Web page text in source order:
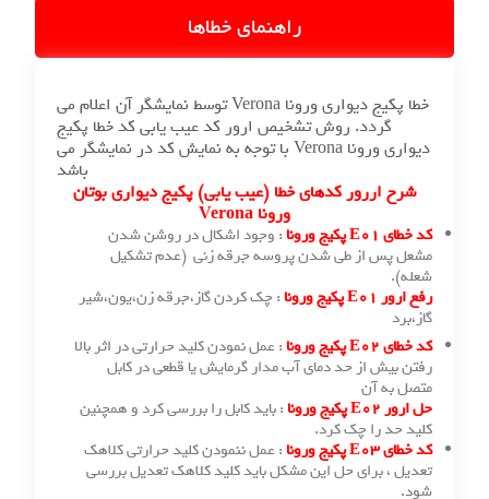
راهنمای خطاها
خطا پکیج دیواری ورونا Verona توسط نمایشگر آن اعلام می
گردد. روش تشخیص ارور کد عیب یابی کد خطا پکیج
دیواری ورونا Verona با توجه به نمایش کد در نمایشگر می
اررور کدهای خطا (عیب یابی) پکیج دیواری بوتان
: وجود اشکال در روشن شدن
از طی شدن پروسه جرقه زنی (عدم تشکیل
: چک کردن گاز،جرقه زن،یون،شیر
: عمل نمودن کلید حرارتی در اثر بالا
از حد دمای آب مدار گرمایش یا قطعی در کابل
: باید کابل را بررسی کرد و همچنین
را چک کرد.
: عمل ننمودن کلید حرارتی کلاهک
برای حل این مشکل باید کلید کلاهک تعدیل بررسی